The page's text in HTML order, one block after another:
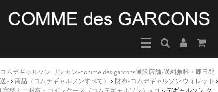
コムデギャルソン リンカン-comme des garcons通販店舗-送料無料・即日発
送- > 商品（コムデギャルソンすべて） > 財布-コムデギャルソン ウォレット >